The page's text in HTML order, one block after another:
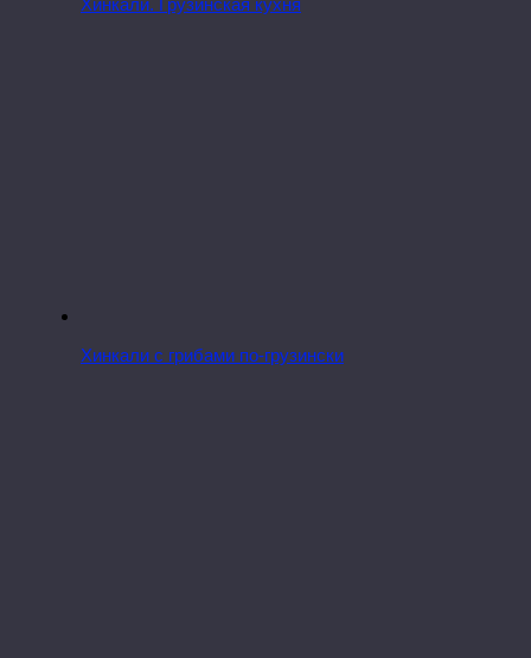
Хинкали. Грузинская кухня
Хинкали с грибами по-грузински